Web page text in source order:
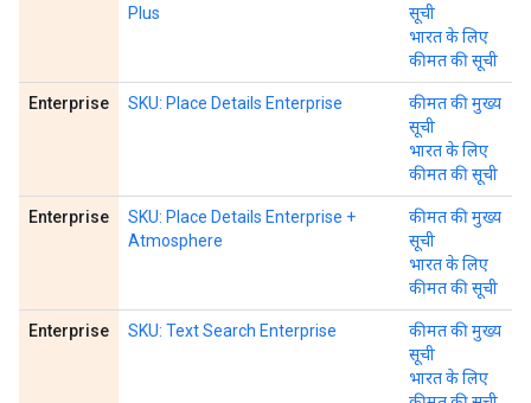
Plus
सूची
भारत के लिए
कीमत की सूची
Enterprise SKU: Place Details Enterprise
कीमत की मुख्य
सूची
भारत के लिए
कीमत की सूची
Enterprise
SKU: Place Details Enterprise +
Atmosphere
कीमत की मुख्य
सूची
भारत के लिए
कीमत की सूची
Enterprise SKU: Text Search Enterprise
कीमत की मुख्य
सूची
भारत के लिए